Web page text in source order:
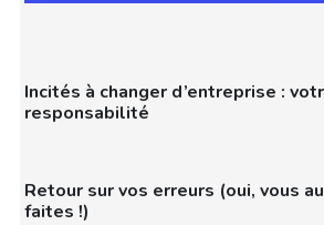
Incités à changer d’entreprise :
responsabilité
Retour sur vos erreurs (oui, vous
faites !)